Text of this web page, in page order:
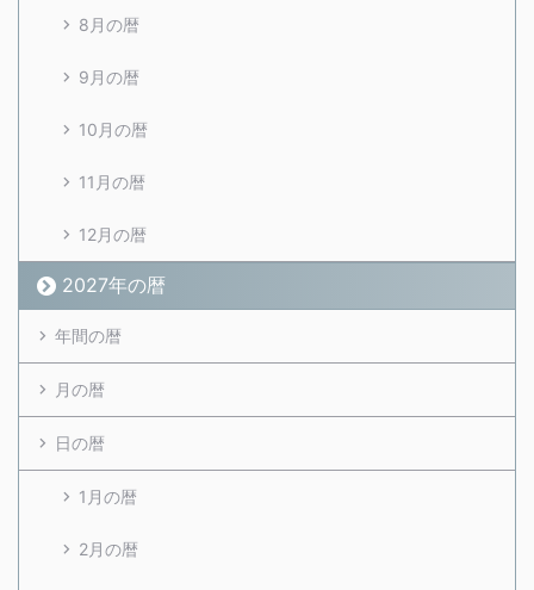
8月の暦
9月の暦
10月の暦
11月の暦
12月の暦
2027年の暦
年間の暦
月の暦
日の暦
1月の暦
2月の暦